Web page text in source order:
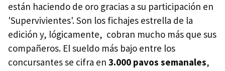
están haciendo de oro gracias a su participación en
'Supervivientes'. Son los fichajes estrella de la
edición y, lógicamente, cobran mucho más que sus
compañeros. El sueldo más bajo entre los
concursantes se cifra en 3.000 pavos semanales,